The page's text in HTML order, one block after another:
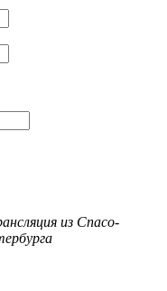
из Спасо-